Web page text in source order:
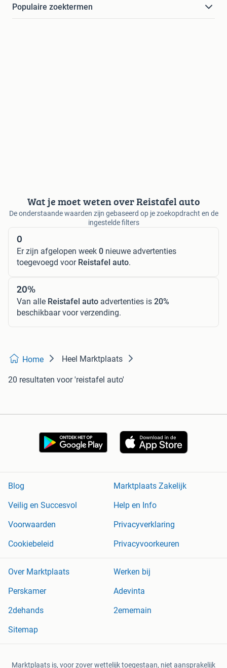
Populaire zoektermen
Wat je moet weten over Reistafel auto
De onderstaande waarden zijn gebaseerd op je zoekopdracht en de
ingestelde filters
0
Er zijn afgelopen week 0 nieuwe advertenties
toegevoegd voor Reistafel auto.
20%
Van alle Reistafel auto advertenties is 20%
beschikbaar voor verzending.
Home Heel Marktplaats
20 resultaten voor 'reistafel auto'
Blog
Marktplaats Zakelijk
Veilig en Succesvol
Help en Info
Voorwaarden
Privacyverklaring
Cookiebeleid
Privacyvoorkeuren
Over Marktplaats
Werken bij
Perskamer
Adevinta
2dehands
2ememain
Sitemap
Marktplaats is, voor zover wettelijk toegestaan, niet aansprakelijk